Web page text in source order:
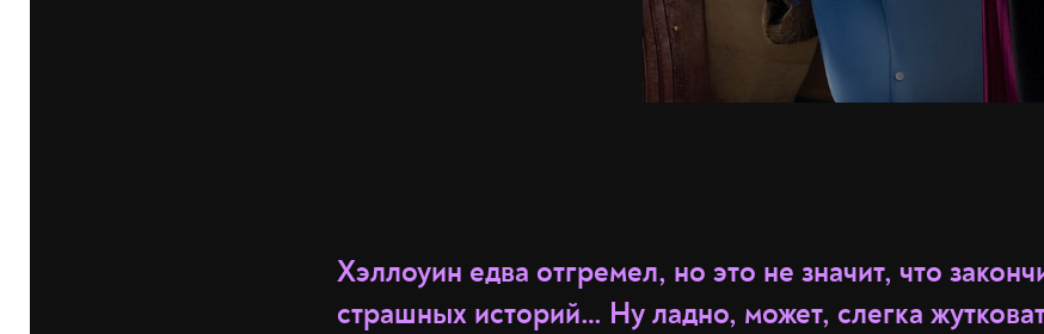
Хэллоуин едва отгремел, но это не значит, что
страшных историй… Ну ладно, может, слегка